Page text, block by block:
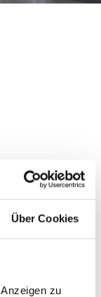
Über Cookies
zu